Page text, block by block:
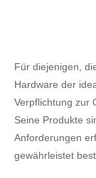
Für diejenigen,
Hardware der
Verpflichtung zur
Seine Produkte
Anforderungen
gewährleistet